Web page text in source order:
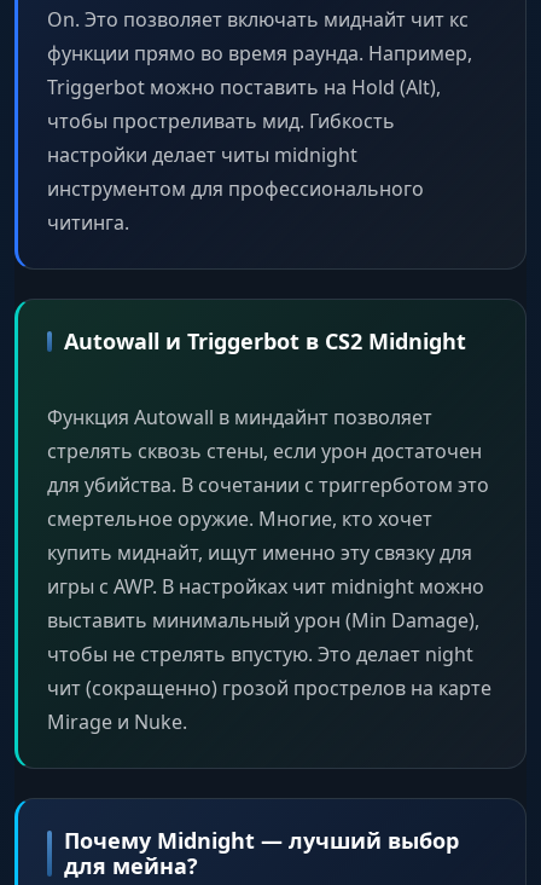
Radar & Map Hack
Внешний радар и отображение врагов на
игровой карте.
Trusted Mode
Режим безопасности, блокирующий
Auto-Accept
Streaming Mode
Скрытие чита на стримах и записи (OBS
Bypass).
Third Person
Вид от третьего лица.
Movement
Bunnyhop, Strafe Helper, Edge Jump.
Grenade Helper
Помощник для раскидки гранат с готовыми
пресетами.
On. Это позволяет включать миднайт чит кс
функции прямо во время раунда. Например,
Triggerbot можно поставить на Hold (Alt),
чтобы простреливать мид. Гибкость
настройки делает читы midnight
инструментом для профессионального
читинга.
Autowall и Triggerbot в CS2 Midnight
Функция Autowall в миндайнт позволяет
стрелять сквозь стены, если урон достаточен
для убийства. В сочетании с триггерботом это
смертельное оружие. Многие, кто хочет
купить миднайт, ищут именно эту связку для
игры с AWP. В настройках чит midnight можно
выставить минимальный урон (Min Damage),
чтобы не стрелять впустую. Это делает night
чит (сокращенно) грозой прострелов на карте
Mirage и Nuke.
Почему Midnight — лучший выбор
для мейна?